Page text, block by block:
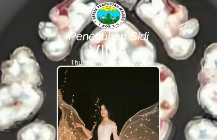
Peneguhan Sidi
VINA
Thursday, 6 August 2026